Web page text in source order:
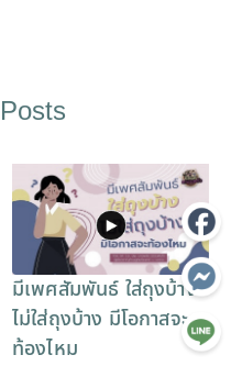
มีเพศสัมพันธ์ ใส่ถุงบ้าง
ไม่ใส่ถุงบ้าง มีโอกาสจะ
ท้องไหม